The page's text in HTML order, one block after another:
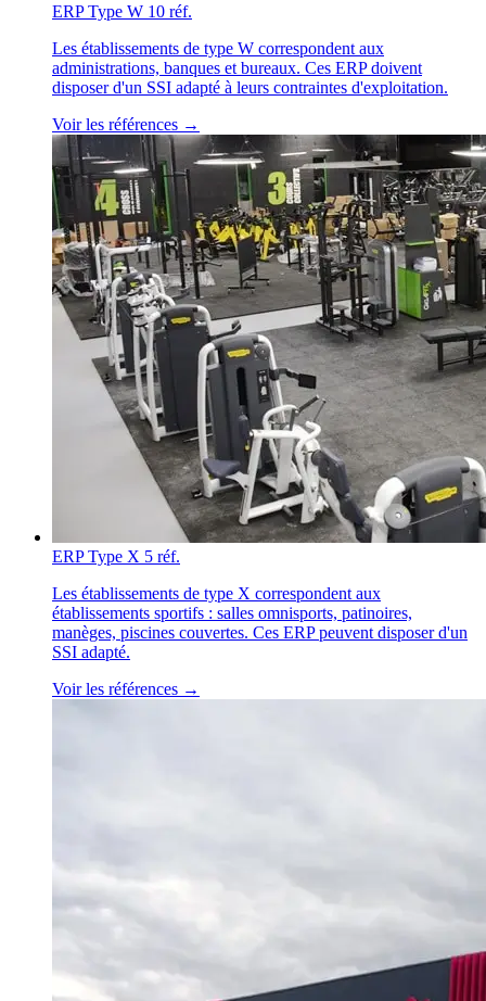
ERP Type W 10 réf.
Les établissements de type W correspondent aux
administrations, banques et bureaux. Ces ERP doivent
disposer d'un SSI adapté à leurs contraintes d'exploitation.
Voir les références →
ERP Type X 5 réf.
Les établissements de type X correspondent aux
établissements sportifs : salles omnisports, patinoires,
manèges, piscines couvertes. Ces ERP peuvent disposer d'un
SSI adapté.
Voir les références →